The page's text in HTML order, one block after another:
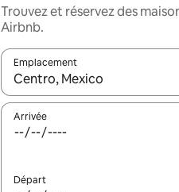
Trouvez et réservez des
Airbnb.
Emplacement
Quand les résultats sont
Arrivée
Départ